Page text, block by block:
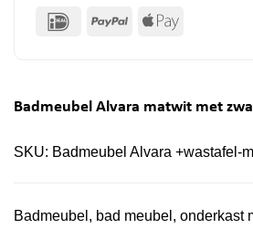
IDeal PayPal Apple
Badmeubel Alvara matwit met
SKU: Badmeubel Alvara +wastafel-
Badmeubel, bad meubel, onderkast